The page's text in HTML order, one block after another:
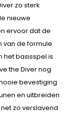
zo sterk
nieuwe
ervoor dat de
van de formule
het basisspel is
the Diver nog
bevestiging
en uitbreiden
zo verslavend